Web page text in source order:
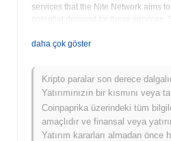
services that the Nite Network aims
potential demand for these services.
built-in mechanisms for governance
project's transparency are important
assessing the potential risks and
all cryptocurrencies, NITE is subject
investors should conduct thorough
can afford to lose. Understanding
by the NITE token is paramount
daha çok göster
Kripto paralar son derece
Yatırımınızın bir kısmını veya
Coinpaprika üzerindeki tüm
amaçlıdır ve finansal veya
Yatırım kararları almadan önce